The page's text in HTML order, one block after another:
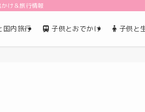
け＆旅行情報
国内旅行 子供とおでかけ 子供と